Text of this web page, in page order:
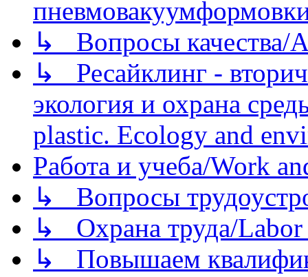
↳ Вопросы качества/
↳ Ресайклинг -
экология и охрана
plastic. Ecology and
Работа и учеба/Work
↳ Вопросы
↳ Охрана труда/Labor
↳ Повышаем